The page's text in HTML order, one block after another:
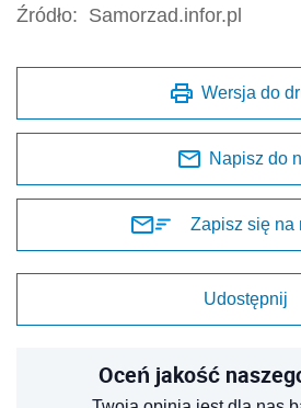
Źródło: Samorzad.infor.pl
Wersja do
Napisz do
Zapisz się na
Udostępnij
Oceń jakość